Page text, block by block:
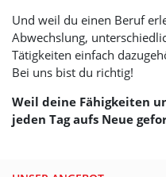
Und weil du einen Beruf
Abwechslung,
Tätigkeiten einfach
Bei uns bist du richtig!
Weil deine Fähigkeiten
jeden Tag aufs Neue